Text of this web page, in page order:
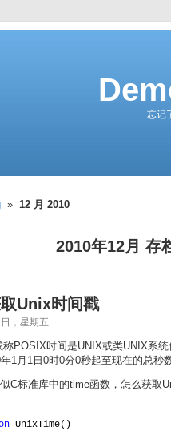
忘记
» 12 月 2010
2010年12月 存
Unix时间戳
，星期五
称POSIX时间是UNIX或类UNIX系
1月1日0时0分0秒起至现在的总秒
C标准库中的time函数，怎么获取
UnixTime()